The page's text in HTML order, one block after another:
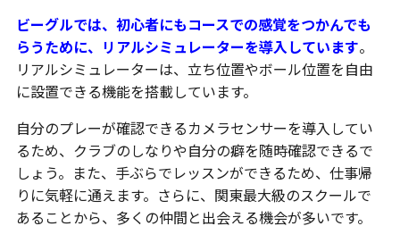
ビーグルでは、初心者にもコースでの感覚をつかんでも
らうために、リアルシミュレーターを導入しています。
リアルシミュレーターは、立ち位置やボール位置を自由
に設置できる機能を搭載しています。
自分のプレーが確認できるカメラセンサーを導入してい
るため、クラブのしなりや自分の癖を随時確認できるで
しょう。また、手ぶらでレッスンができるため、仕事帰
りに気軽に通えます。さらに、関東最大級のスクールで
あることから、多くの仲間と出会える機会が多いです。